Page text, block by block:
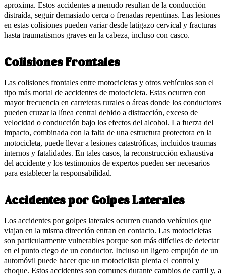
aproxima. Estos accidentes a menudo resultan de la conducción
distraída, seguir demasiado cerca o frenadas repentinas. Las lesiones
en estas colisiones pueden variar desde latigazo cervical y fracturas
hasta traumatismos graves en la cabeza, incluso con casco.
Colisiones Frontales
Las colisiones frontales entre motocicletas y otros vehículos son el
tipo más mortal de accidentes de motocicleta. Estas ocurren con
mayor frecuencia en carreteras rurales o áreas donde los conductores
pueden cruzar la línea central debido a distracción, exceso de
velocidad o conducción bajo los efectos del alcohol. La fuerza del
impacto, combinada con la falta de una estructura protectora en la
motocicleta, puede llevar a lesiones catastróficas, incluidos traumas
internos y fatalidades. En tales casos, la reconstrucción exhaustiva
del accidente y los testimonios de expertos pueden ser necesarios
para establecer la responsabilidad.
Accidentes por Golpes Laterales
Los accidentes por golpes laterales ocurren cuando vehículos que
viajan en la misma dirección entran en contacto. Las motocicletas
son particularmente vulnerables porque son más difíciles de detectar
en el punto ciego de un conductor. Incluso un ligero empujón de un
automóvil puede hacer que un motociclista pierda el control y
choque. Estos accidentes son comunes durante cambios de carril y, a